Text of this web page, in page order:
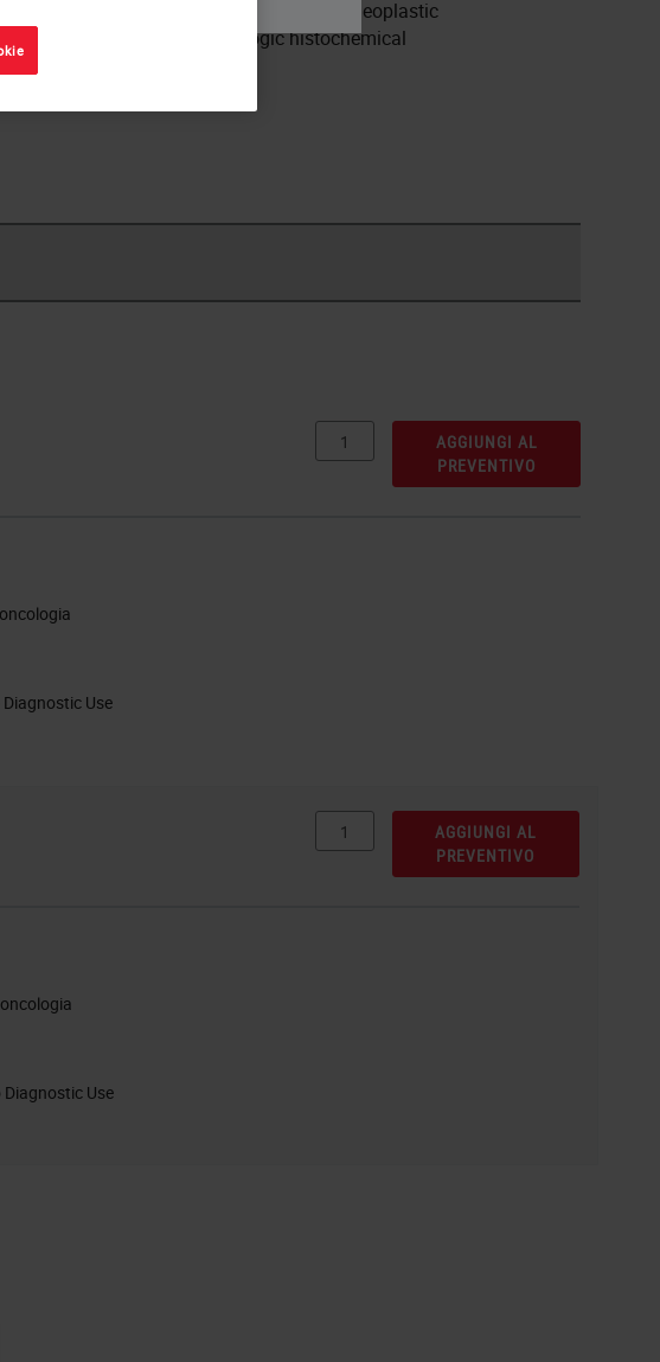
antigens of interest in normal and neoplastic
using non-immunologic histochemical
AGGIUNGI AL
PREVENTIVO
Use
AGGIUNGI AL
PREVENTIVO
Diagnostic Use